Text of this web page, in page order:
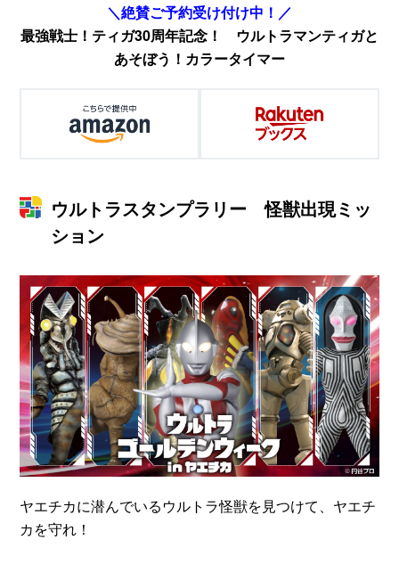
＼絶賛ご予約受け付け中！／
最強戦士！ティガ30周年記念！ ウルトラマンティガと
あそぼう！カラータイマー
ウルトラスタンプラリー 怪獣出現ミッ
ション
ヤエチカに潜んでいるウルトラ怪獣を見つけて、ヤエチ
カを守れ！